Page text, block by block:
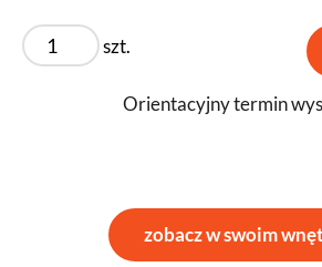
szt.
Orientacyjny termin
zobacz w swoim